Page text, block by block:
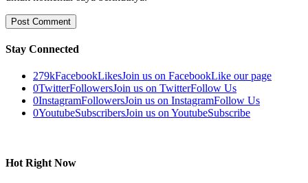
Stay Connected
279kFacebookLikesJoin us on FacebookLike our page
0TwitterFollowersJoin us on TwitterFollow Us
0InstagramFollowersJoin us on InstagramFollow Us
0YoutubeSubscribersJoin us on YoutubeSubscribe
Hot Right Now